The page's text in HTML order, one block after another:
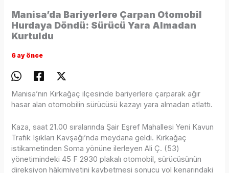
Manisa’da Bariyerlere Çarpan Otomobil
Hurdaya Döndü: Sürücü Yara Almadan
Kurtuldu
6 ay önce
Manisa’nın Kırkağaç ilçesinde bariyerlere çarparak ağır
hasar alan otomobilin sürücüsü kazayı yara almadan atlattı.
Kaza, saat 21.00 sıralarında Şair Eşref Mahallesi Yeni Kavun
Trafik Işıkları Kavşağı’nda meydana geldi. Kırkağaç
istikametinden Soma yönüne ilerleyen Ali Ç. (53)
yönetimindeki 45 F 2930 plakalı otomobil, sürücüsünün
direksiyon hâkimiyetini kaybetmesi sonucu yol kenarındaki